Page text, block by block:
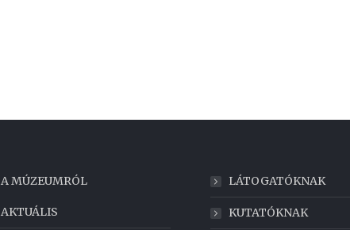
A MÚZEUMRÓL
AKTUÁLIS
LÁTOGATÓKNAK
KUTATÓKNAK